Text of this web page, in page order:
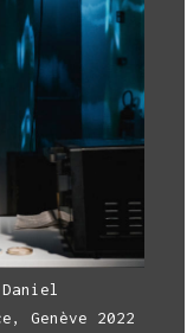
Genève 2022